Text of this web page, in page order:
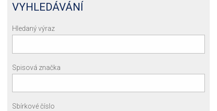
VYHLEDÁVÁNÍ
Hledaný výraz
Spisová značka
Sbírkové číslo